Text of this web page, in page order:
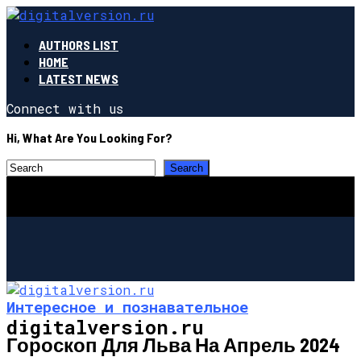
AUTHORS LIST
HOME
LATEST NEWS
Connect with us
Hi, What Are You Looking For?
digitalversion.ru
Интересное и познавательное
Гороскоп Для Льва На Апрель 2024